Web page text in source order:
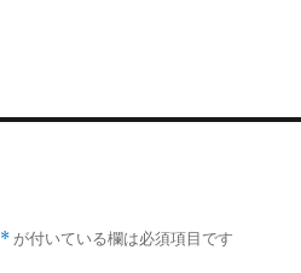
* が付いている欄は必須項目です